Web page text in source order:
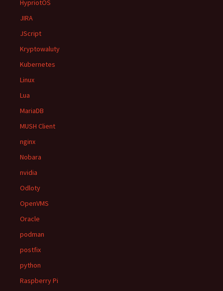
HypriotOS
JIRA
JScript
Kryptowaluty
Kubernetes
Linux
Lua
MariaDB
MUSH Client
nginx
Nobara
nvidia
Odloty
OpenVMS
Oracle
podman
postfix
python
Raspberry Pi